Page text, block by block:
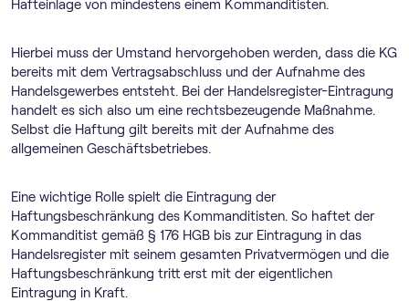
Hafteinlage von mindestens einem Kommanditisten.
Hierbei muss der Umstand hervorgehoben werden, dass die KG
bereits mit dem Vertragsabschluss und der Aufnahme des
Handelsgewerbes entsteht. Bei der Handelsregister-Eintragung
handelt es sich also um eine rechtsbezeugende Maßnahme.
Selbst die Haftung gilt bereits mit der Aufnahme des
allgemeinen Geschäftsbetriebes.
Eine wichtige Rolle spielt die Eintragung der
Haftungsbeschränkung des Kommanditisten. So haftet der
Kommanditist gemäß § 176 HGB bis zur Eintragung in das
Handelsregister mit seinem gesamten Privatvermögen und die
Haftungsbeschränkung tritt erst mit der eigentlichen
Eintragung in Kraft.